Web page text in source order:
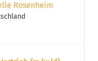
Rosenheim